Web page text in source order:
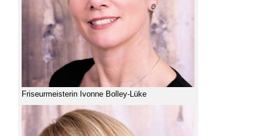
Friseurmeisterin Ivonne Bolley-Lüke